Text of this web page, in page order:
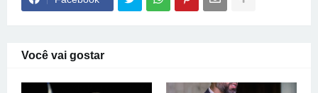
Você vai gostar